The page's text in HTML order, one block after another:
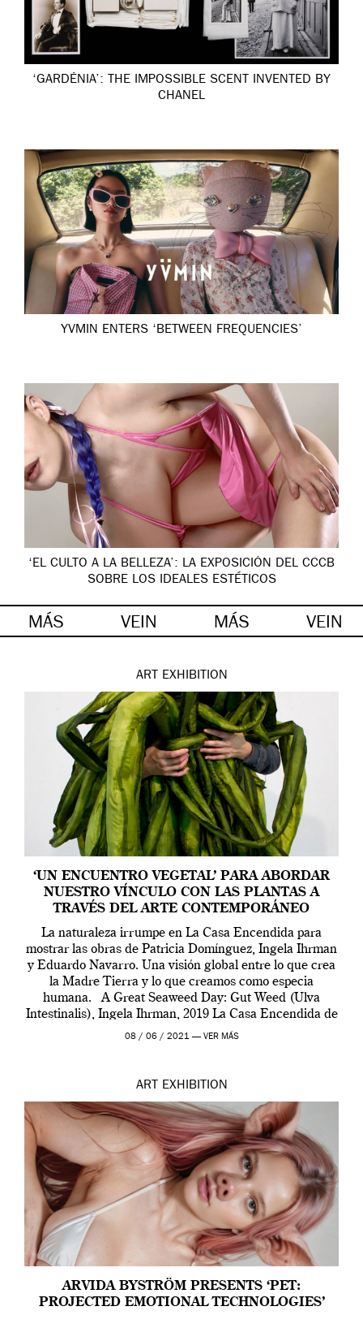
‘GARDÉNIA’: THE IMPOSSIBLE SCENT INVENTED BY
CHANEL
YVMIN ENTERS ‘BETWEEN FREQUENCIES’
‘EL CULTO A LA BELLEZA’: LA EXPOSICIÓN DEL CCCB
SOBRE LOS IDEALES ESTÉTICOS
MÁS VEIN MÁS VEIN
ART EXHIBITION
‘UN ENCUENTRO VEGETAL’ PARA ABORDAR
NUESTRO VÍNCULO CON LAS PLANTAS A
TRAVÉS DEL ARTE CONTEMPORÁNEO
La naturaleza irrumpe en La Casa Encendida para
mostrar las obras de Patricia Domínguez, Ingela Ihrman
y Eduardo Navarro. Una visión global entre lo que crea
la Madre Tierra y lo que creamos como especia
humana. A Great Seaweed Day: Gut Weed (Ulva
Intestinalis), Ingela Ihrman, 2019 La Casa Encendida de
Madrid y la Wellcome […]
08 / 06 / 2021 — VER MÁS
ART EXHIBITION
ARVIDA BYSTRÖM PRESENTS ‘PET:
PROJECTED EMOTIONAL TECHNOLOGIES’